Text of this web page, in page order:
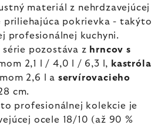
materiál z nehrdzavejúcej
priliehajúca pokrievka - takýto
profesionálnej kuchyni.
pozostáva z hrncov s
2,1 l / 4,0 l / 6,3 l, kastróla
2,6 l a servírovacieho
cm.
profesionálnej kolekcie je
ocele 18/10 (až 90 %